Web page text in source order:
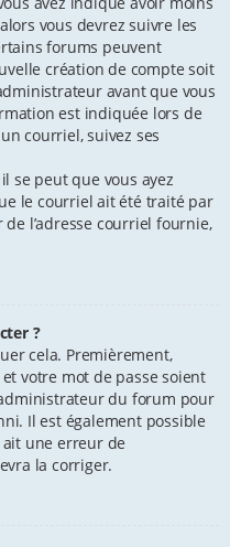
vous devrez suivre les
forums peuvent
création de compte soit
avant que vous
est indiquée lors de
courriel, suivez ses
se peut que vous ayez
le courriel ait été traité par
l’adresse courriel fournie,
?
cela. Premièrement,
votre mot de passe soient
du forum pour
Il est également possible
une erreur de
la corriger.